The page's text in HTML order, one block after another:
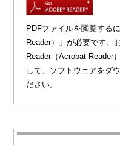
PDFファイルを閲覧する
Reader）」が必要です。
Reader（Acrobat Reader
して、ソフトウェアをダ
ださい。